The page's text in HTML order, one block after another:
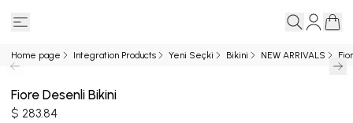
Home page Integration Products Yeni Seçki Bikini NEW ARRIVALS
Fiore Desenli Bikini
$ 283.84